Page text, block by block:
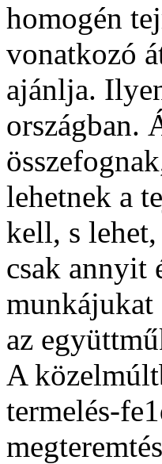
homogén
vonatkozó
ajánlja.
országban.
lehetnek a
kell, s
csak annyit
munkájukat
az
A
termelés-